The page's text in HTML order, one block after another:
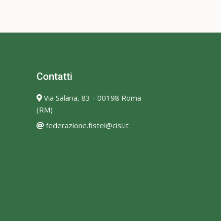
Contatti
Via Salaria, 83 - 00198 Roma
(RM)
federazione.fistel@cisl.it